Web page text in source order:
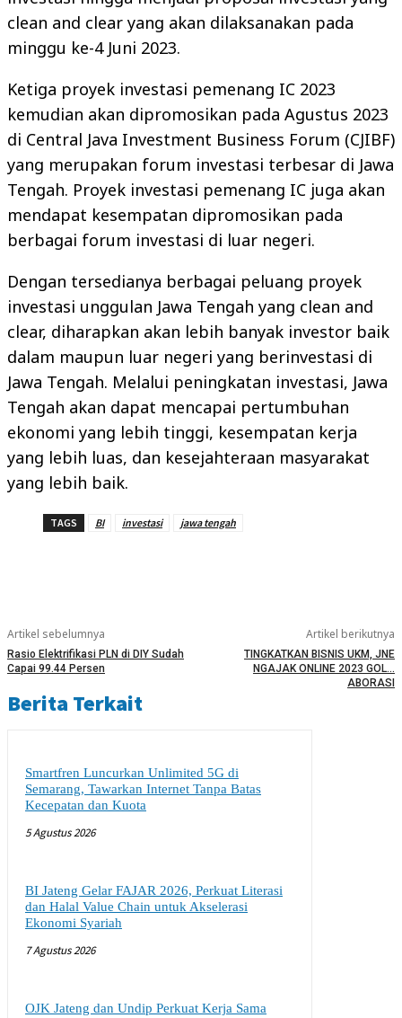
clean and clear yang akan dilaksanakan pada
minggu ke-4 Juni 2023.
Ketiga proyek investasi pemenang IC 2023
kemudian akan dipromosikan pada Agustus 2023
di Central Java Investment Business Forum (CJIBF)
yang merupakan forum investasi terbesar di Jawa
Tengah. Proyek investasi pemenang IC juga akan
mendapat kesempatan dipromosikan pada
berbagai forum investasi di luar negeri.
Dengan tersedianya berbagai peluang proyek
investasi unggulan Jawa Tengah yang clean and
clear, diharapkan akan lebih banyak investor baik
dalam maupun luar negeri yang berinvestasi di
Jawa Tengah. Melalui peningkatan investasi, Jawa
Tengah akan dapat mencapai pertumbuhan
ekonomi yang lebih tinggi, kesempatan kerja
yang lebih luas, dan kesejahteraan masyarakat
yang lebih baik.
TAGS BI investasi jawa tengah
Artikel sebelumnya
Rasio Elektrifikasi PLN di DIY Sudah
Capai 99.44 Persen
Artikel berikutnya
TINGKATKAN BISNIS UKM, JNE
NGAJAK ONLINE 2023 GOL…
ABORASI
Berita Terkait
Smartfren Luncurkan Unlimited 5G di
Semarang, Tawarkan Internet Tanpa Batas
Kecepatan dan Kuota
5 Agustus 2026
BI Jateng Gelar FAJAR 2026, Perkuat Literasi
dan Halal Value Chain untuk Akselerasi
Ekonomi Syariah
7 Agustus 2026
OJK Jateng dan Undip Perkuat Kerja Sama